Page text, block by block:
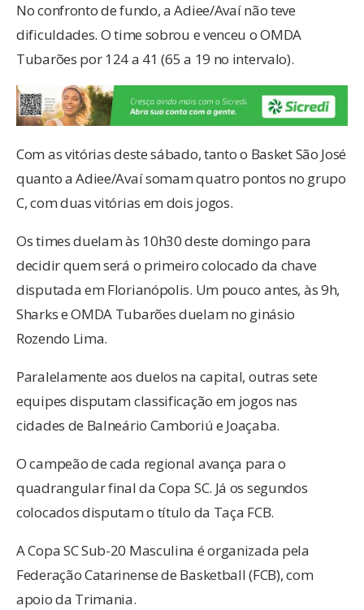
No confronto de fundo, a Adiee/Avaí não teve
dificuldades. O time sobrou e venceu o OMDA
Tubarões por 124 a 41 (65 a 19 no intervalo).
Com as vitórias deste sábado, tanto o Basket São José
quanto a Adiee/Avaí somam quatro pontos no grupo
C, com duas vitórias em dois jogos.
Os times duelam às 10h30 deste domingo para
decidir quem será o primeiro colocado da chave
disputada em Florianópolis. Um pouco antes, às 9h,
Sharks e OMDA Tubarões duelam no ginásio
Rozendo Lima.
Paralelamente aos duelos na capital, outras sete
equipes disputam classificação em jogos nas
cidades de Balneário Camboriú e Joaçaba.
O campeão de cada regional avança para o
quadrangular final da Copa SC. Já os segundos
colocados disputam o título da Taça FCB.
A Copa SC Sub-20 Masculina é organizada pela
Federação Catarinense de Basketball (FCB), com
apoio da Trimania.